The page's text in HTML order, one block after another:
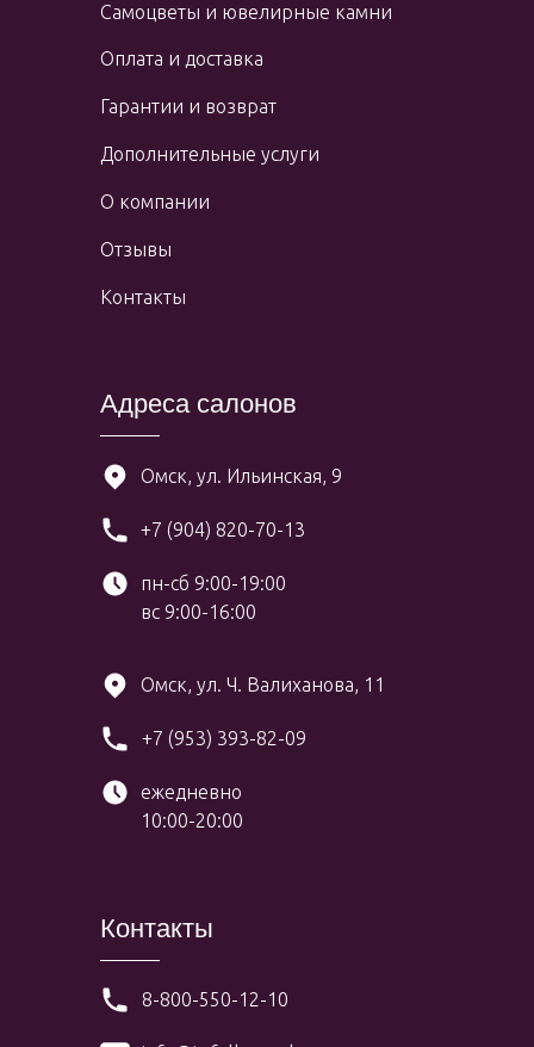
Самоцветы и ювелирные камни
Оплата и доставка
Адреса салонов
+7 (904) 820-70-13
пн-сб 9:00-19:00
вс 9:00-16:00
Омск, ул. Ильинская, 9
+7 (953) 393-82-09
ежедневно
10:00-20:00
Омск, ул. Ч. Валиханова, 11
Контакты
Гарантии и возврат
Дополнительные услуги
О компании
Отзывы
Контакты
8-800-550-12-10